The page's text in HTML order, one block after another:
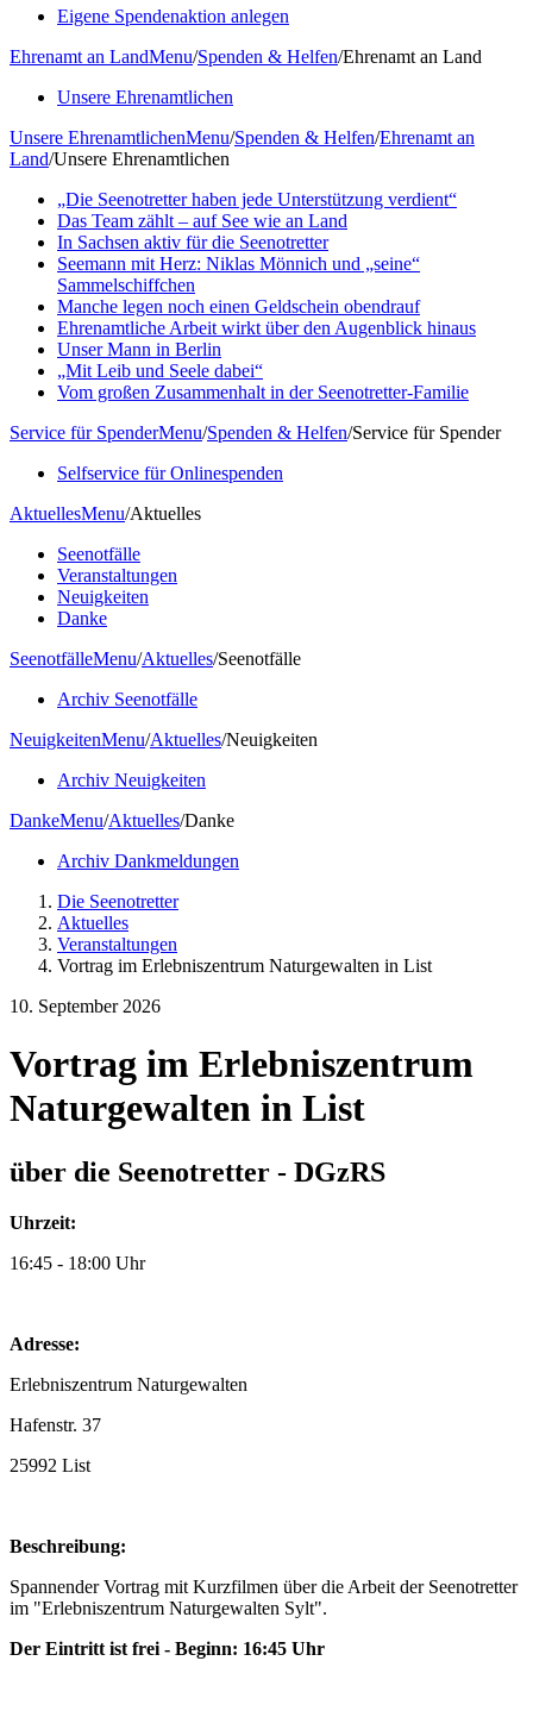
Eigene Spendenaktion anlegen
Ehrenamt an LandMenu/Spenden & Helfen/Ehrenamt an Land
Unsere Ehrenamtlichen
Unsere EhrenamtlichenMenu/Spenden & Helfen/Ehrenamt an
Land/Unsere Ehrenamtlichen
„Die Seenotretter haben jede Unterstützung verdient“
Das Team zählt – auf See wie an Land
In Sachsen aktiv für die Seenotretter
Seemann mit Herz: Niklas Mönnich und „seine“
Sammelschiffchen
Manche legen noch einen Geldschein obendrauf
Ehrenamtliche Arbeit wirkt über den Augenblick hinaus
Unser Mann in Berlin
„Mit Leib und Seele dabei“
Vom großen Zusammenhalt in der Seenotretter-Familie
Service für SpenderMenu/Spenden & Helfen/Service für Spender
Selfservice für Onlinespenden
AktuellesMenu/Aktuelles
Seenotfälle
Veranstaltungen
Neuigkeiten
Danke
SeenotfälleMenu/Aktuelles/Seenotfälle
Archiv Seenotfälle
NeuigkeitenMenu/Aktuelles/Neuigkeiten
Archiv Neuigkeiten
DankeMenu/Aktuelles/Danke
Archiv Dankmeldungen
Die Seenotretter
Aktuelles
Veranstaltungen
Vortrag im Erlebniszentrum Naturgewalten in List
10. September 2026
Vortrag im Erlebniszentrum
Naturgewalten in List
über die Seenotretter - DGzRS
Uhrzeit:
16:45 - 18:00 Uhr
Adresse:
Erlebniszentrum Naturgewalten
Hafenstr. 37
25992 List
Beschreibung:
Spannender Vortrag mit Kurzfilmen über die Arbeit der Seenotretter
im "Erlebniszentrum Naturgewalten Sylt".
Der Eintritt ist frei - Beginn: 16:45 Uhr